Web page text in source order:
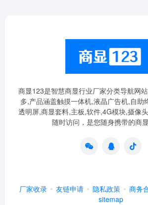
商显123是智慧商显行业厂家分类导航网
多,产品涵盖触摸一体机,液晶广告机,自助
透明屏,商显套料,主板,软件,4G模块,摄像
随时访问，是您随身携带的商显
厂家收录 友链申请 隐私政策 商务
sitemap